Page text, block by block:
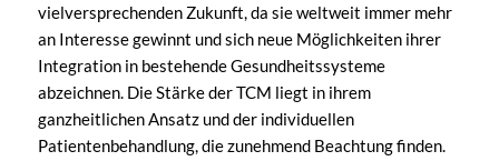
vielversprechenden Zukunft, da sie weltweit immer mehr
an Interesse gewinnt und sich neue Möglichkeiten ihrer
Integration in bestehende Gesundheitssysteme
abzeichnen. Die Stärke der TCM liegt in ihrem
ganzheitlichen Ansatz und der individuellen
Patientenbehandlung, die zunehmend Beachtung finden.